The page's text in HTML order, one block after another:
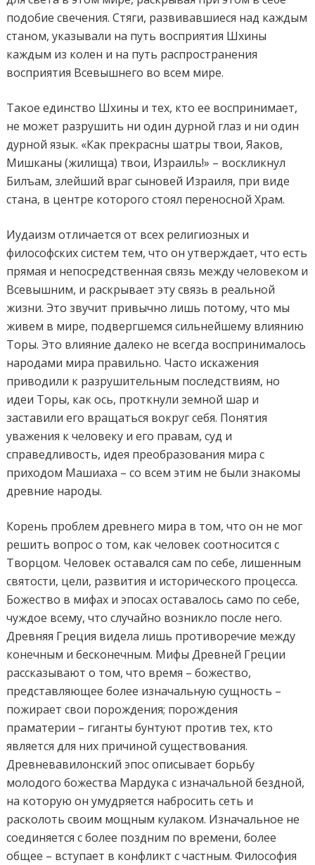
подобие свечения. Стяги, развивавшиеся над каждым
станом, указывали на путь восприятия Шхины
каждым из колен и на путь распространения
восприятия Всевышнего во всем мире.
Такое единство Шхины и тех, кто ее воспринимает,
не может разрушить ни один дурной глаз и ни один
дурной язык. «Как прекрасны шатры твои, Яаков,
Мишканы (жилища) твои, Израиль!» – воскликнул
Билъам, злейший враг сыновей Израиля, при виде
стана, в центре которого стоял переносной Храм.
Иудаизм отличается от всех религиозных и
философских систем тем, что он утверждает, что есть
прямая и непосредственная связь между человеком и
Всевышним, и раскрывает эту связь в реальной
жизни. Это звучит привычно лишь потому, что мы
живем в мире, подвергшемся сильнейшему влиянию
Торы. Это влияние далеко не всегда воспринималось
народами мира правильно. Часто искажения
приводили к разрушительным последствиям, но
идеи Торы, как ось, проткнули земной шар и
заставили его вращаться вокруг себя. Понятия
уважения к человеку и его правам, суд и
справедливость, идея преобразования мира с
приходом Машиаха – со всем этим не были знакомы
древние народы.
Корень проблем древнего мира в том, что он не мог
решить вопрос о том, как человек соотносится с
Творцом. Человек оставался сам по себе, лишенным
святости, цели, развития и исторического процесса.
Божество в мифах и эпосах оставалось само по себе,
чуждое всему, что случайно возникло после него.
Древняя Греция видела лишь противоречие между
конечным и бесконечным. Мифы Древней Греции
рассказывают о том, что время – божество,
представляющее более изначальную сущность –
пожирает свои порождения; порождения
праматерии – гиганты бунтуют против тех, кто
является для них причиной существования.
Древневавилонский эпос описывает борьбу
молодого божества Мардука с изначальной бездной,
на которую он умудряется набросить сеть и
расколоть своим мощным кулаком. Изначальное не
соединяется с более поздним по времени, более
общее – вступает в конфликт с частным. Философия